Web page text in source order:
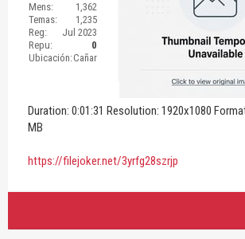
Mens:
1,362
Temas:
1,235
Reg:
Jul 2023
Repu:
0
Ubicación:Cañar
Duration: 0:01:31 Resolution: 1920x1080
MB
https://filejoker.net/3yrfg28szrjp